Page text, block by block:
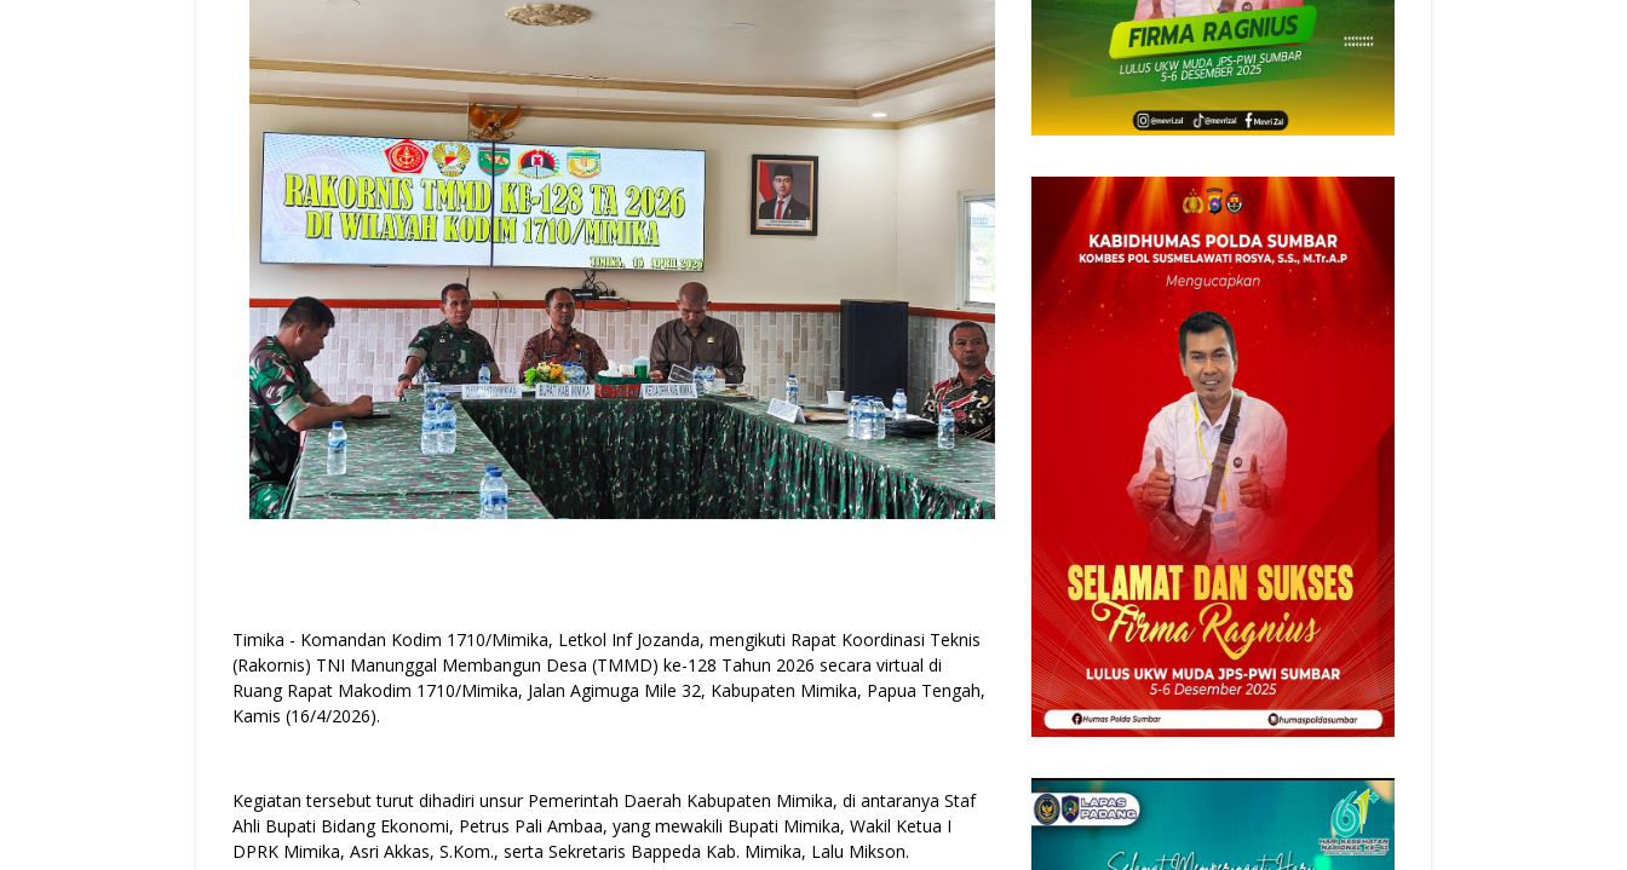
Timika - Komandan Kodim 1710/Mimika, Letkol Inf Jozanda, mengikuti Rapat Koordinasi Teknis
(Rakornis) TNI Manunggal Membangun Desa (TMMD) ke-128 Tahun 2026 secara virtual di
Ruang Rapat Makodim 1710/Mimika, Jalan Agimuga Mile 32, Kabupaten Mimika, Papua Tengah,
Kamis (16/4/2026).
Kegiatan tersebut turut dihadiri unsur Pemerintah Daerah Kabupaten Mimika, di antaranya Staf
Ahli Bupati Bidang Ekonomi, Petrus Pali Ambaa, yang mewakili Bupati Mimika, Wakil Ketua I
DPRK Mimika, Asri Akkas, S.Kom., serta Sekretaris Bappeda Kab. Mimika, Lalu Mikson.